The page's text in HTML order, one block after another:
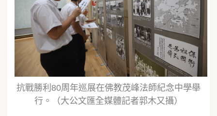
抗戰勝利80周年巡展在佛教茂峰法師紀念中學舉
行。（大公文匯全媒體記者郭木又攝）